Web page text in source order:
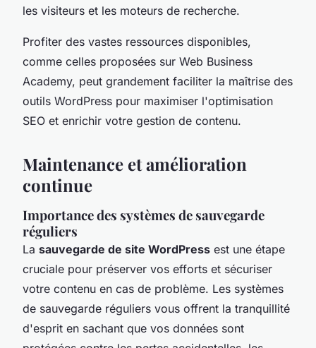
les visiteurs et les moteurs de recherche.
Profiter des vastes ressources disponibles,
comme celles proposées sur Web Business
Academy, peut grandement faciliter la maîtrise des
outils WordPress pour maximiser l'optimisation
SEO et enrichir votre gestion de contenu.
Maintenance et amélioration
continue
Importance des systèmes de sauvegarde
réguliers
La sauvegarde de site WordPress est une étape
cruciale pour préserver vos efforts et sécuriser
votre contenu en cas de problème. Les systèmes
de sauvegarde réguliers vous offrent la tranquillité
d'esprit en sachant que vos données sont